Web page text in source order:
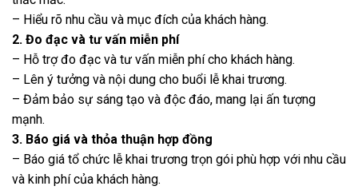
– Hiểu rõ nhu cầu và mục đích của khách hàng.
2. Đo đạc và tư vấn miễn phí
– Hỗ trợ đo đạc và tư vấn miễn phí cho khách hàng.
– Lên ý tưởng và nội dung cho buổi lễ khai trương.
– Đảm bảo sự sáng tạo và độc đáo, mang lại ấn tượng
mạnh.
3. Báo giá và thỏa thuận hợp đồng
– Báo giá tổ chức lễ khai trương trọn gói phù hợp với nhu cầu
và kinh phí của khách hàng.